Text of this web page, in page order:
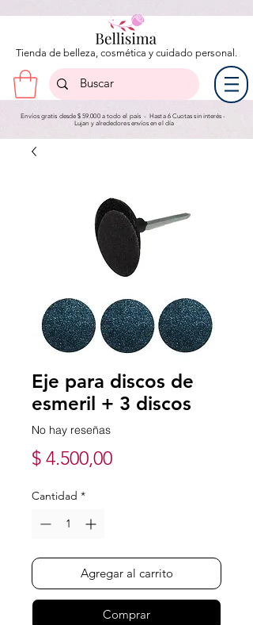
Tienda de belleza, cosmética y cuidado personal.
Envíos gratis desde $ 59.000 a todo el país - Hasta 6 Cuotas sin interés -
Lujan y alrededores envíos en el día
Eje para discos de
esmeril + 3 discos
No hay reseñas
$ 4.500,00Precio
Cantidad *
Agregar al carrito
Comprar